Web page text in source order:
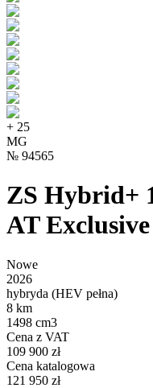
+ 25
MG
№ 94565
ZS Hybrid+
AT
Nowe
2026
hybryda (HEV pełna)
8 km
1498 cm3
Cena z VAT
109 900 zł
Cena katalogowa
121 950 zł